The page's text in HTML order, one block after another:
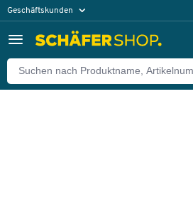
Geschäftskunden
Zurück